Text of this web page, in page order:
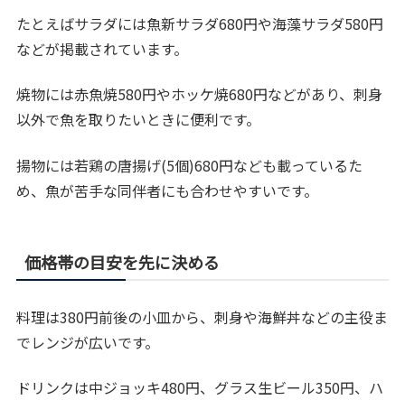
たとえばサラダには魚新サラダ680円や海藻サラダ580円
などが掲載されています。
焼物には赤魚焼580円やホッケ焼680円などがあり、刺身
以外で魚を取りたいときに便利です。
揚物には若鶏の唐揚げ(5個)680円なども載っているた
め、魚が苦手な同伴者にも合わせやすいです。
価格帯の目安を先に決める
料理は380円前後の小皿から、刺身や海鮮丼などの主役ま
でレンジが広いです。
ドリンクは中ジョッキ480円、グラス生ビール350円、ハ